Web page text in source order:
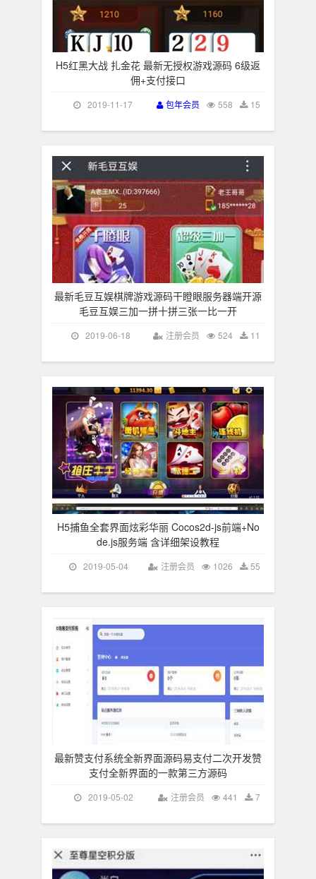
H5红黑大战 扎金花 最新无授权游戏源码 6级返
佣+支付接口
2019-11-17 15
558
包年会员
最新毛豆互娱棋牌游戏源码干瞪眼服务器端开源
毛豆互娱三加一拼十拼三张一比一开
2019-06-18 11
524
注册会员
H5捕鱼全套界面炫彩华丽 Cocos2d-js前端+No
de.js服务端 含详细架设教程
2019-05-04 55
1026
注册会员
最新赞支付系统全新界面源码易支付二次开发赞
支付全新界面的一款第三方源码
2019-05-02 7
441
注册会员